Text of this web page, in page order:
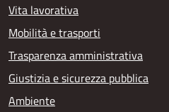
Vita lavorativa
Mobilità e trasporti
Trasparenza amministrativa
Giustizia e sicurezza pubblica
Ambiente